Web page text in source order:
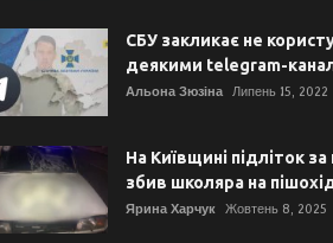
СБУ закликає не
деякими telegram-
Альона Зюзіна Липень 15, 2022
На Київщині підліток
збив школяра на
Ярина Харчук Жовтень 8, 2025